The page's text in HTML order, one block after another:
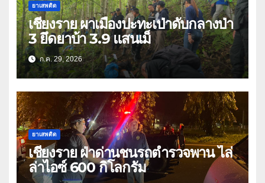
ยาเสพติด
เชียงราย ผาเมืองปะทะเป่าดับกลางป่า
3 ยึดยาบ้า 3.9 แสนเม็
ก.ค. 29, 2026
ยาเสพติด
เชียงราย ฝ่าด่านชนรถตำรวจพาน ไล่
ล่าไอซ์ 600 กิโลกรัม